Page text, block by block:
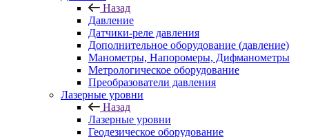
Назад
Давление
Датчики-реле давления
Дополнительное оборудование (давление)
Манометры, Напоромеры, Дифманометры
Метрологическое оборудование
Преобразователи давления
Лазерные уровни
Назад
Лазерные уровни
Геодезическое оборудование